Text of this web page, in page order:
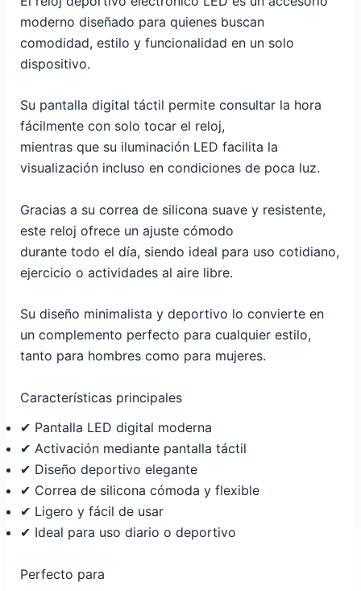
moderno diseñado para quienes buscan
comodidad, estilo y funcionalidad en un solo
dispositivo.
Su pantalla digital táctil permite consultar la hora
fácilmente con solo tocar el reloj,
mientras que su iluminación LED facilita la
visualización incluso en condiciones de poca luz.
Gracias a su correa de silicona suave y resistente,
este reloj ofrece un ajuste cómodo
durante todo el día, siendo ideal para uso cotidiano,
ejercicio o actividades al aire libre.
Su diseño minimalista y deportivo lo convierte en
un complemento perfecto para cualquier estilo,
tanto para hombres como para mujeres.
Características principales
✔ Pantalla LED digital moderna
✔ Activación mediante pantalla táctil
✔ Diseño deportivo elegante
✔ Correa de silicona cómoda y flexible
✔ Ligero y fácil de usar
✔ Ideal para uso diario o deportivo
Perfecto para